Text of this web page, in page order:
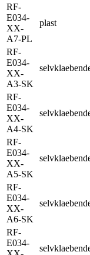
RF-
E034-
XX-
A7-PL
plast
RF-
E034-
XX-
A3-SK
RF-
E034-
XX-
A4-SK
RF-
E034-
XX-
A5-SK
RF-
E034-
XX-
A6-SK
RF-
E034-